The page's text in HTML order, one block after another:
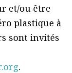
et/ou être
plastique à
sont invités
.